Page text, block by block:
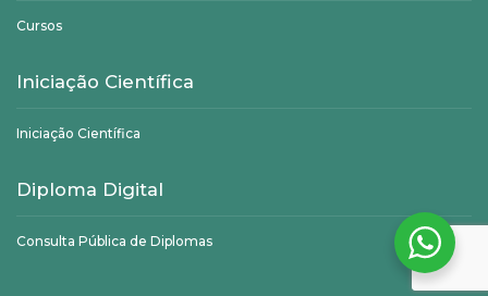
Cursos
Iniciação Científica
Iniciação Científica
Diploma Digital
Consulta Pública de Diplomas